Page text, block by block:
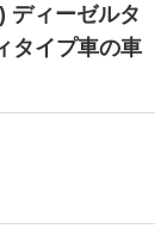
ディーゼルタ
タイプ車の車